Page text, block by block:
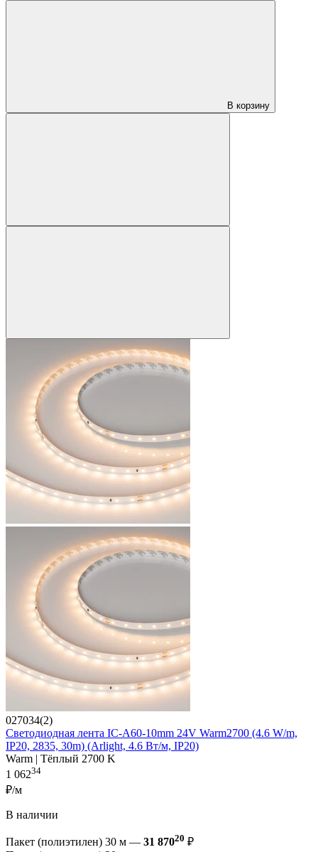
В корзину
027034(2)
Светодиодная лента IC-A60-10mm 24V Warm2700 (4.6 W/m,
IP20, 2835, 30m) (Arlight, 4.6 Вт/м, IP20)
Warm | Тёплый 2700 K
1 06234
₽/м
В наличии
Пакет (полиэтилен) 30 м — 31 87020 ₽